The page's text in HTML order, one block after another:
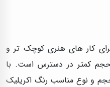
کار های هنری کوچک‌ تر و
کمتر در دسترس است. با
حجم و نوع مناسب رنگ اکریلیک